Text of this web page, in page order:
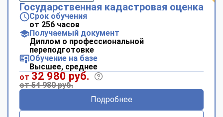
Государственная кадастровая оценка
Срок обучения
от 256 часов
Получаемый документ
Диплом о профессиональной
переподготовке
Обучение на базе
Высшее, среднее
от 32 980 руб.
от 54 980 руб.
Подробнее